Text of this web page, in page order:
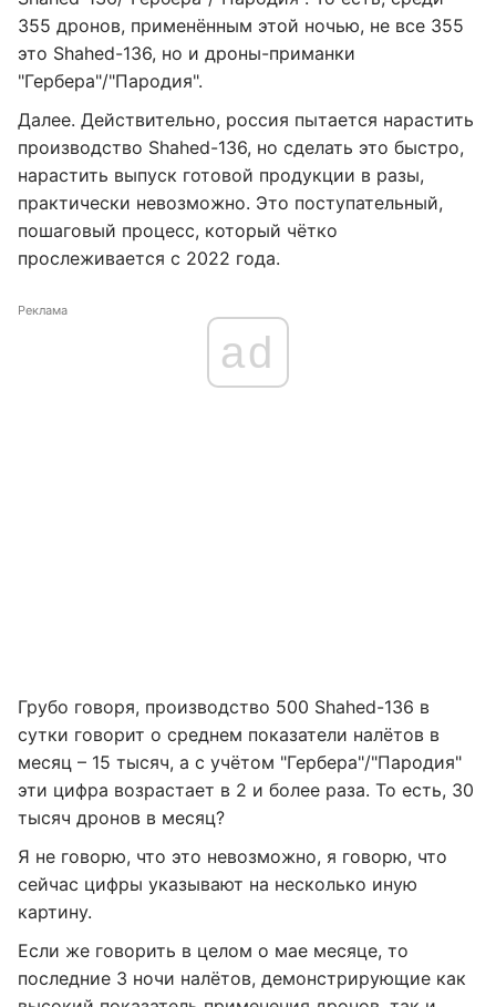
355 дронов, применённым этой ночью, не все 355
это Shahed-136, но и дроны-приманки
"Гербера"/"Пародия".
Далее. Действительно, россия пытается нарастить
производство Shahed-136, но сделать это быстро,
нарастить выпуск готовой продукции в разы,
практически невозможно. Это поступательный,
пошаговый процесс, который чётко
прослеживается с 2022 года.
Реклама
ad
Грубо говоря, производство 500 Shahed-136 в
сутки говорит о среднем показатели налётов в
месяц – 15 тысяч, а с учётом "Гербера"/"Пародия"
эти цифра возрастает в 2 и более раза. То есть, 30
тысяч дронов в месяц?
Я не говорю, что это невозможно, я говорю, что
сейчас цифры указывают на несколько иную
картину.
Если же говорить в целом о мае месяце, то
последние 3 ночи налётов, демонстрирующие как